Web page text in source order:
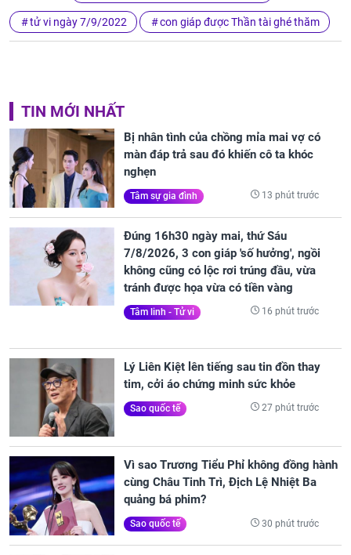
tử vi ngày 7/9/2022 con giáp được Thần tài ghé thăm
TIN MỚI NHẤT
Bị nhân tình của chồng mỉa mai vợ có
màn đáp trả sau đó khiến cô ta khóc
nghẹn
Tâm sự gia đình 13 phút trước
Đúng 16h30 ngày mai, thứ Sáu
7/8/2026, 3 con giáp 'số hưởng', ngồi
không cũng có lộc rơi trúng đầu, vừa
tránh được họa vừa có tiền vàng
Tâm linh - Tử vi 16 phút trước
Lý Liên Kiệt lên tiếng sau tin đồn thay
tim, cởi áo chứng minh sức khỏe
Sao quốc tế 27 phút trước
Vì sao Trương Tiểu Phỉ không đồng hành
cùng Châu Tinh Trì, Địch Lệ Nhiệt Ba
quảng bá phim?
Sao quốc tế 30 phút trước